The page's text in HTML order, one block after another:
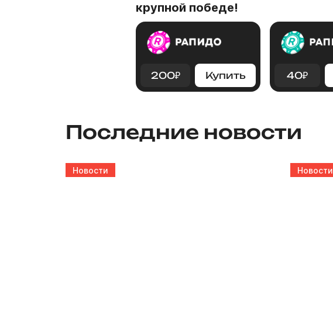
крупной победе!
200₽ Купить 40₽
Последние новости
Новости Новости